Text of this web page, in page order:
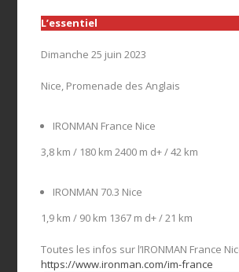
L’essentiel
Dimanche 25 juin 2023
Nice, Promenade des Anglais
IRONMAN France Nice
3,8 km / 180 km 2400 m d+ / 42 km
IRONMAN 70.3 Nice
1,9 km / 90 km 1367 m d+ / 21 km
Toutes les infos sur l’IRONMAN France
https://www.ironman.com/im-france